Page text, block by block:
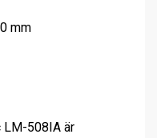
mm
LM-508IA är